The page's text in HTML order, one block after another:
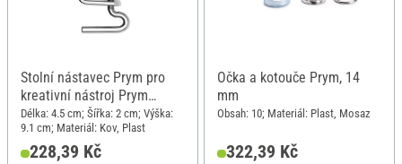
Stolní nástavec Prym pro
kreativní nástroj Prym
VARIO
Délka: 4.5 cm; Šířka: 2 cm; Výška:
9.1 cm; Materiál: Kov, Plast
228,39 Kč
Očka a kotouče Prym, 14
mm
Obsah: 10; Materiál: Plast, Mosaz
322,39 Kč